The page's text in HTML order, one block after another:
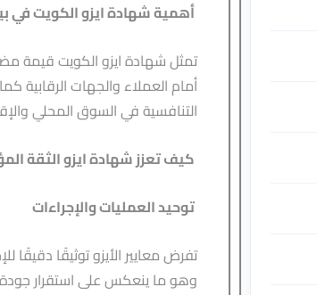
أهمية شهادة ايزو الكويت في
تمثل شهادة ايزو الكويت قيمة
أمام العملاء والجهات الرقابية
التنافسية في السوق المحلي
كيف تعزز شهادة ايزو الثقة
توحيد العمليات والإجراءات
تفرض معايير الأيزو توثيقًا دقيقًا
وهو ما ينعكس على استقرار جودة